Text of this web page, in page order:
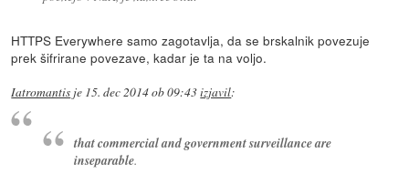
HTTPS Everywhere samo zagotavlja, da se brskalnik povezuje
prek šifrirane povezave, kadar je ta na voljo.
Iatromantis je 15. dec 2014 ob 09:43izjavil:
that commercial and government surveillance are
inseparable.